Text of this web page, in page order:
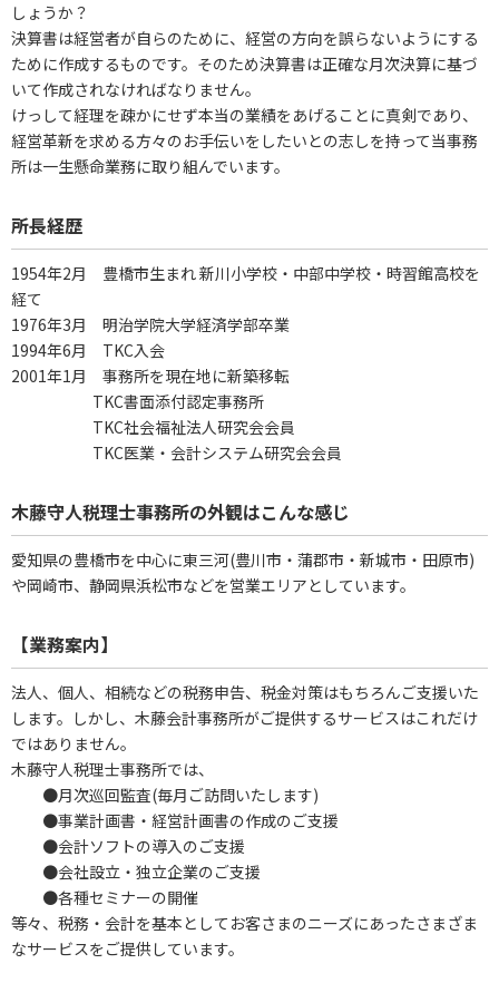
しょうか？
決算書は経営者が自らのために、経営の方向を誤らないようにする
ために作成するものです。そのため決算書は正確な月次決算に基づ
いて作成されなければなりません。
けっして経理を疎かにせず本当の業績をあげることに真剣であり、
経営革新を求める方々のお手伝いをしたいとの志しを持って当事務
所は一生懸命業務に取り組んでいます。
所長経歴
1954年2月 豊橋市生まれ 新川小学校・中部中学校・時習館高校を
経て
1976年3月 明治学院大学経済学部卒業
1994年6月 TKC入会
2001年1月 事務所を現在地に新築移転
TKC書面添付認定事務所
TKC社会福祉法人研究会会員
TKC医業・会計システム研究会会員
木藤守人税理士事務所の外観はこんな感じ
愛知県の豊橋市を中心に東三河(豊川市・蒲郡市・新城市・田原市)
や岡崎市、静岡県浜松市などを営業エリアとしています。
【業務案内】
法人、個人、相続などの税務申告、税金対策はもちろんご支援いた
します。しかし、木藤会計事務所がご提供するサービスはこれだけ
ではありません。
木藤守人税理士事務所では、
●月次巡回監査(毎月ご訪問いたします)
●事業計画書・経営計画書の作成のご支援
●会計ソフトの導入のご支援
●会社設立・独立企業のご支援
●各種セミナーの開催
等々、税務・会計を基本としてお客さまのニーズにあったさまざま
なサービスをご提供しています。